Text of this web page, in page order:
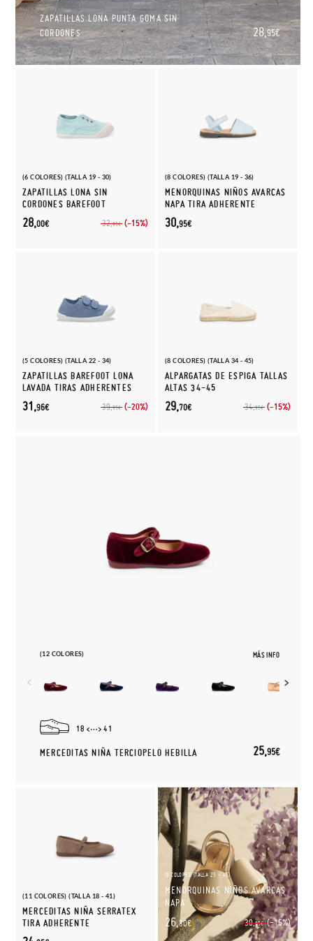
ZAPATILLAS LONA PUNTA GOMA SIN
CORDONES
28,95€
(6 COLORES) (TALLA 19 - 30)
ZAPATILLAS LONA SIN
CORDONES BAREFOOT
32,95€ (-15%)
28,00€
(8 COLORES) (TALLA 19 - 36)
MENORQUINAS NIÑOS AVARCAS
NAPA TIRA ADHERENTE
30,95€
(5 COLORES) (TALLA 22 - 34)
ZAPATILLAS BAREFOOT LONA
LAVADA TIRAS ADHERENTES
39,95€ (-20%)
31,96€
(8 COLORES) (TALLA 34 - 45)
ALPARGATAS DE ESPIGA TALLAS
ALTAS 34-45
34,95€ (-15%)
29,70€
(12 COLORES) MÁS INFO
18 41
MERCEDITAS NIÑA TERCIOPELO HEBILLA 25,95€
(11 COLORES) (TALLA 18 - 41)
MERCEDITAS NIÑA SERRATEX
TIRA ADHERENTE
(9 COLORES) (TALLA 25 - 45)
MENORQUINAS NIÑOS AVARCAS
NAPA
30,95€ (-15%)
26,30€